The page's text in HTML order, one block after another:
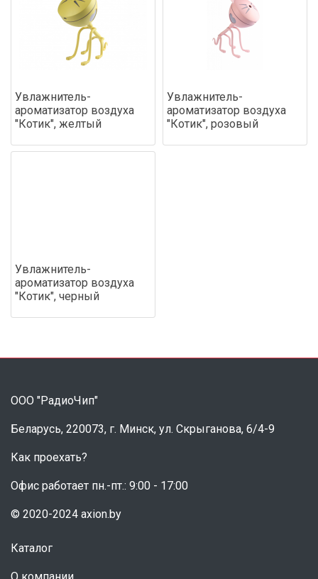
Увлажнитель-
ароматизатор воздуха
"Котик", желтый
Увлажнитель-
ароматизатор воздуха
"Котик", розовый
Увлажнитель-
ароматизатор воздуха
"Котик", черный
ООО "РадиоЧип"
Беларусь, 220073, г. Минск, ул. Скрыганова, 6/4-9
Как проехать?
Офис работает пн.-пт.: 9:00 - 17:00
© 2020-2024 axion.by
Каталог
О компании